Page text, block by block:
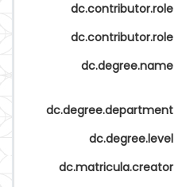
dc.contributor.role
dc.contributor.role
dc.degree.name
dc.degree.department
dc.degree.level
dc.matricula.creator